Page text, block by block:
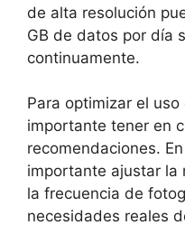
de alta resolución
GB de datos por día
continuamente.
Para optimizar el
importante tener en
recomendaciones.
importante ajustar la
la frecuencia de
necesidades reales